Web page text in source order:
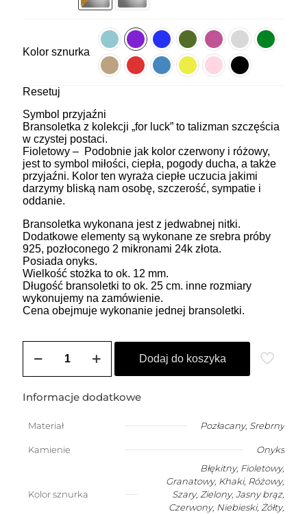
Kolor sznurka
Resetuj
Symbol przyjaźni
Bransoletka z kolekcji „for luck” to talizman szczęścia
w czystej postaci.
Fioletowy – Podobnie jak kolor czerwony i różowy,
jest to symbol miłości, ciepła, pogody ducha, a także
przyjaźni. Kolor ten wyraża ciepłe uczucia jakimi
darzymy bliską nam osobę, szczerość, sympatie i
oddanie.
Bransoletka wykonana jest z jedwabnej nitki.
Dodatkowe elementy są wykonane ze srebra próby
925, pozłoconego 2 mikronami 24k złota.
Posiada onyks.
Wielkość stożka to ok. 12 mm.
Długość bransoletki to ok. 25 cm. inne rozmiary
wykonujemy na zamówienie.
Cena obejmuje wykonanie jednej bransoletki.
Bransoletka
szczęście
onyksem
w
kształcie
Dodaj do koszyka
Informacje dodatkowe
Materiał Pozłacany, Srebrny
Kamienie Onyks
Kolor sznurka
Błękitny, Fioletowy,
Granatowy, Khaki, Różowy,
Szary, Zielony, Jasny brąz,
Czerwony, Niebieski, Żółty,